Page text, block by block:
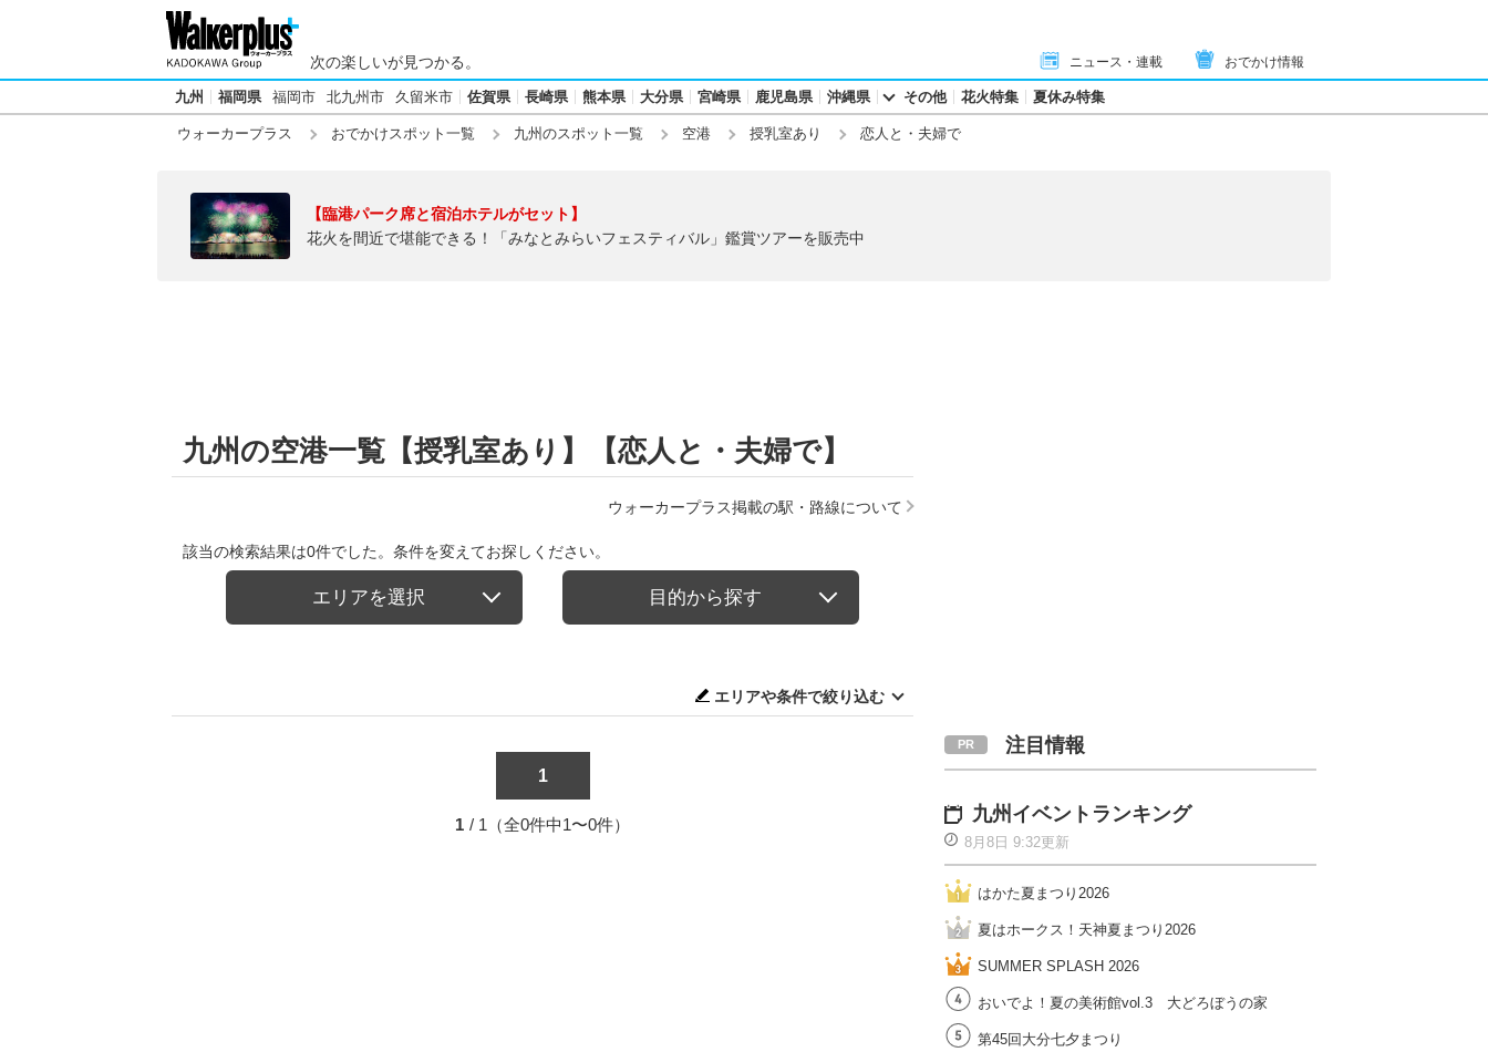
次の楽しいが見つかる。 ニュース・連載 おでかけ情報
九州 福岡県 福岡市 北九州市 久留米市 佐賀県 長崎県 熊本県 大分県 宮崎県 鹿児島県 沖縄県 その他 花火特集 夏休み特集
ウォーカープラス おでかけスポット一覧 九州のスポット一覧 空港 授乳室あり 恋人と・夫婦で
【臨港パーク席と宿泊ホテルがセット】
花火を間近で堪能できる！「みなとみらいフェスティバル」鑑賞ツアーを販売中
九州の空港一覧【授乳室あり】【恋人と・夫婦で】
ウォーカープラス掲載の駅・路線について
該当の検索結果は0件でした。条件を変えてお探しください。
エリアを選択 目的から探す
エリアや条件で絞り込む
1
1 / 1（全0件中1〜0件）
注目情報
九州イベントランキング
8月8日 9:32更新
はかた夏まつり2026
夏はホークス！天神夏まつり2026
SUMMER SPLASH 2026
おいでよ！夏の美術館vol.3 大どろぼうの家
第45回大分七夕まつり